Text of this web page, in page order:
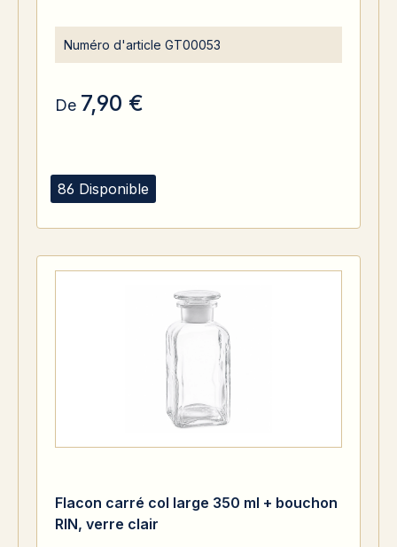
86 Disponible
Numéro d'article GT00053
De 7,90 €
Flacon carré col large 350 ml + bouchon
RIN, verre clair